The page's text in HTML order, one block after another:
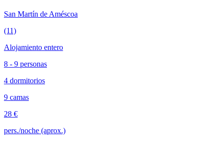
San Martín de Améscoa
(11)
Alojamiento entero
8 - 9 personas
4 dormitorios
9 camas
28 €
pers./noche (aprox.)